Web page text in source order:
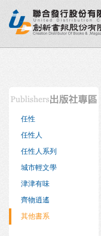
榜 出版社專區
任性
任性人
任性人系列
城市輕文學
津津有味
齊物逍遙
其他書系